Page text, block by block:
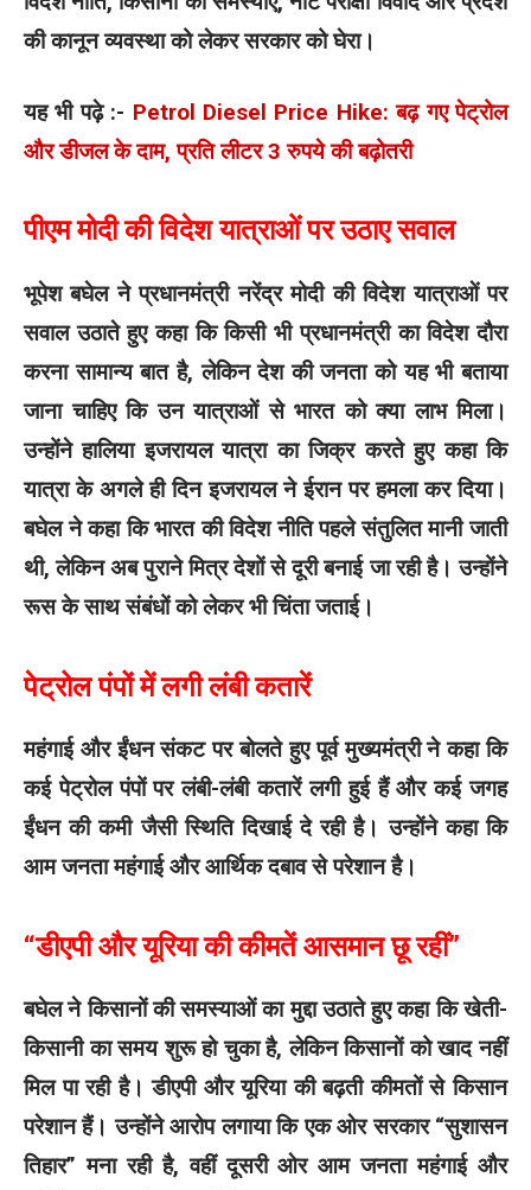
की कानून व्यवस्था को लेकर सरकार को घेरा।
यह भी पढ़े :- Petrol Diesel Price Hike: बढ़ गए पेट्रोल
और डीजल के दाम, प्रति लीटर 3 रुपये की बढ़ोतरी
पीएम मोदी की विदेश यात्राओं पर उठाए सवाल
भूपेश बघेल ने प्रधानमंत्री नरेंद्र मोदी की विदेश यात्राओं पर
सवाल उठाते हुए कहा कि किसी भी प्रधानमंत्री का विदेश दौरा
करना सामान्य बात है, लेकिन देश की जनता को यह भी बताया
जाना चाहिए कि उन यात्राओं से भारत को क्या लाभ मिला।
उन्होंने हालिया इजरायल यात्रा का जिक्र करते हुए कहा कि
यात्रा के अगले ही दिन इजरायल ने ईरान पर हमला कर दिया।
बघेल ने कहा कि भारत की विदेश नीति पहले संतुलित मानी जाती
थी, लेकिन अब पुराने मित्र देशों से दूरी बनाई जा रही है। उन्होंने
रूस के साथ संबंधों को लेकर भी चिंता जताई।
पेट्रोल पंपों में लगी लंबी कतारें
महंगाई और ईंधन संकट पर बोलते हुए पूर्व मुख्यमंत्री ने कहा कि
कई पेट्रोल पंपों पर लंबी-लंबी कतारें लगी हुई हैं और कई जगह
ईंधन की कमी जैसी स्थिति दिखाई दे रही है। उन्होंने कहा कि
आम जनता महंगाई और आर्थिक दबाव से परेशान है।
“डीएपी और यूरिया की कीमतें आसमान छू रहीं”
बघेल ने किसानों की समस्याओं का मुद्दा उठाते हुए कहा कि खेती-
किसानी का समय शुरू हो चुका है, लेकिन किसानों को खाद नहीं
मिल पा रही है। डीएपी और यूरिया की बढ़ती कीमतों से किसान
परेशान हैं। उन्होंने आरोप लगाया कि एक ओर सरकार “सुशासन
तिहार” मना रही है, वहीं दूसरी ओर आम जनता महंगाई और